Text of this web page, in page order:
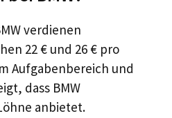
verdienen
22 € und 26 € pro
Aufgabenbereich und
dass BMW
anbietet.